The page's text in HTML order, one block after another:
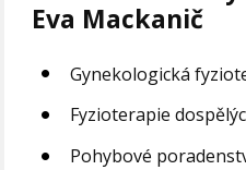
Eva Mackanič
Gynekologická
Fyzioterapie
Pohybové